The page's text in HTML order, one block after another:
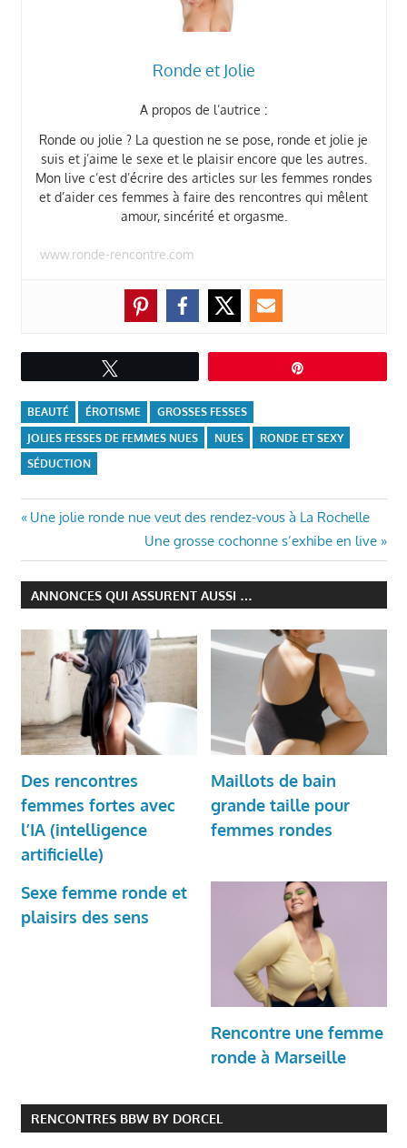
Ronde et Jolie
A propos de l’autrice :
Ronde ou jolie ? La question ne se pose, ronde et jolie je
suis et j’aime le sexe et le plaisir encore que les autres.
Mon live c’est d’écrire des articles sur les femmes rondes
et d’aider ces femmes à faire des rencontres qui mêlent
amour, sincérité et orgasme.
www.ronde-rencontre.com
BEAUTÉ ÉROTISME
GROSSES FESSES
JOLIES FESSES DE FEMMES NUES
NUES
RONDE ET SEXY
SÉDUCTION
Navigation
de
l’article
Previous
Une jolie ronde nue veut des rendez-vous à La Rochelle
Next
Post:
Une grosse cochonne s’exhibe en live
ANNONCES QUI ASSURENT AUSSI …
Des rencontres
femmes fortes avec
l’IA (intelligence
artificielle)
Maillots de bain
grande taille pour
femmes rondes
Sexe femme ronde et
plaisirs des sens
Rencontre une femme
ronde à Marseille
RENCONTRES BBW BY DORCEL